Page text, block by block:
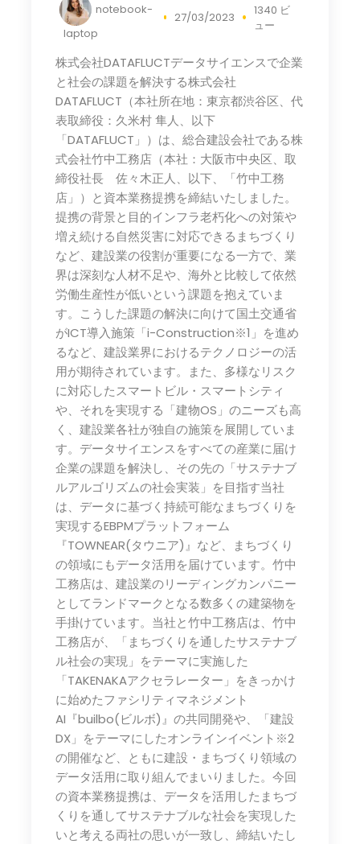
notebook-
laptop
27/03/2023
1340 ビ
ュー
株式会社DATAFLUCTデータサイエンスで企業
と社会の課題を解決する株式会社
DATAFLUCT（本社所在地：東京都渋谷区、代
表取締役：久米村 隼人、以下
「DATAFLUCT」）は、総合建設会社である株
式会社竹中工務店（本社：大阪市中央区、取
締役社長 佐々木正人、以下、「竹中工務
店」）と資本業務提携を締結いたしました。
提携の背景と目的インフラ老朽化への対策や
増え続ける自然災害に対応できるまちづくり
など、建設業の役割が重要になる一方で、業
界は深刻な人材不足や、海外と比較して依然
労働生産性が低いという課題を抱えていま
す。こうした課題の解決に向けて国土交通省
がICT導入施策「i-Construction※1」を進め
るなど、建設業界におけるテクノロジーの活
用が期待されています。また、多様なリスク
に対応したスマートビル・スマートシティ
や、それを実現する「建物OS」のニーズも高
く、建設業各社が独自の施策を展開していま
す。データサイエンスをすべての産業に届け
企業の課題を解決し、その先の「サステナブ
ルアルゴリズムの社会実装」を目指す当社
は、データに基づく持続可能なまちづくりを
実現するEBPMプラットフォーム
『TOWNEAR(タウニア)』など、まちづくり
の領域にもデータ活用を届けています。竹中
工務店は、建設業のリーディングカンパニー
としてランドマークとなる数多くの建築物を
手掛けています。当社と竹中工務店は、竹中
工務店が、「まちづくりを通したサステナブ
ル社会の実現」をテーマに実施した
「TAKENAKAアクセラレーター」をきっかけ
に始めたファシリティマネジメント
AI『builbo(ビルボ)』の共同開発や、「建設
DX」をテーマにしたオンラインイベント※2
の開催など、ともに建設・まちづくり領域の
データ活用に取り組んでまいりました。今回
の資本業務提携は、データを活用したまちづ
くりを通してサステナブルな社会を実現した
いと考える両社の思いが一致し、締結いたし